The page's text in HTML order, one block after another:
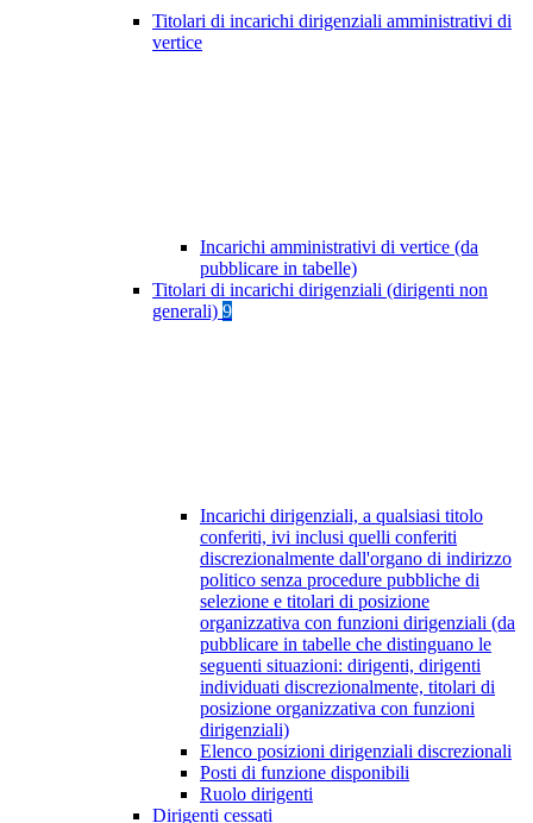
Titolari di incarichi dirigenziali amministrativi di
vertice
Incarichi amministrativi di vertice (da
pubblicare in tabelle)
Titolari di incarichi dirigenziali (dirigenti non
generali) 9
Incarichi dirigenziali, a qualsiasi titolo
conferiti, ivi inclusi quelli conferiti
discrezionalmente dall'organo di indirizzo
politico senza procedure pubbliche di
selezione e titolari di posizione
organizzativa con funzioni dirigenziali (da
pubblicare in tabelle che distinguano le
seguenti situazioni: dirigenti, dirigenti
individuati discrezionalmente, titolari di
posizione organizzativa con funzioni
dirigenziali)
Elenco posizioni dirigenziali discrezionali
Posti di funzione disponibili
Ruolo dirigenti
Dirigenti cessati